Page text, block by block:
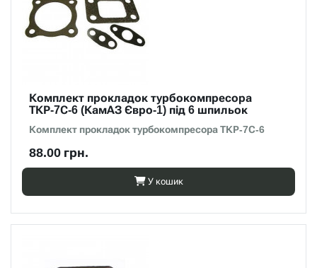
Комплект прокладок турбокомпресора
ТКР-7С-6 (КамАЗ Євро-1) під 6 шпильок
Комплект прокладок турбокомпресора ТКР-7С-6
88.00 грн.
У кошик